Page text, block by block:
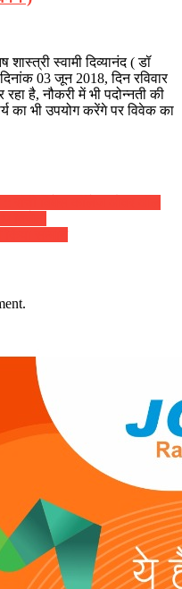
स्वामी दिव्यानंद ( डॉ
03 जून 2018, दिन रविवार
है, नौकरी में भी पदोन्नती की
का भी उपयोग करेंगे पर विवेक का